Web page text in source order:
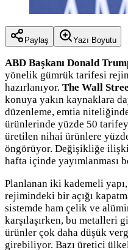
Paylaş Yazı Boyutu
ABD Başkanı Donald
yönelik gümrük tarifesi
hazırlanıyor. The Wall
konuya yakın kaynaklara
düzenleme, emtia
ürünlerinde yüzde 50
üretilen nihai ürünlere
öngörüyor. Değişikliğe
hafta içinde yayımlanması
Planlanan iki kademeli
rejimindeki bir açığı
sistemde ham çelik ve
karşılaşırken, bu metalleri
ürünler çok daha düşük
girebiliyor. Bazı üretici